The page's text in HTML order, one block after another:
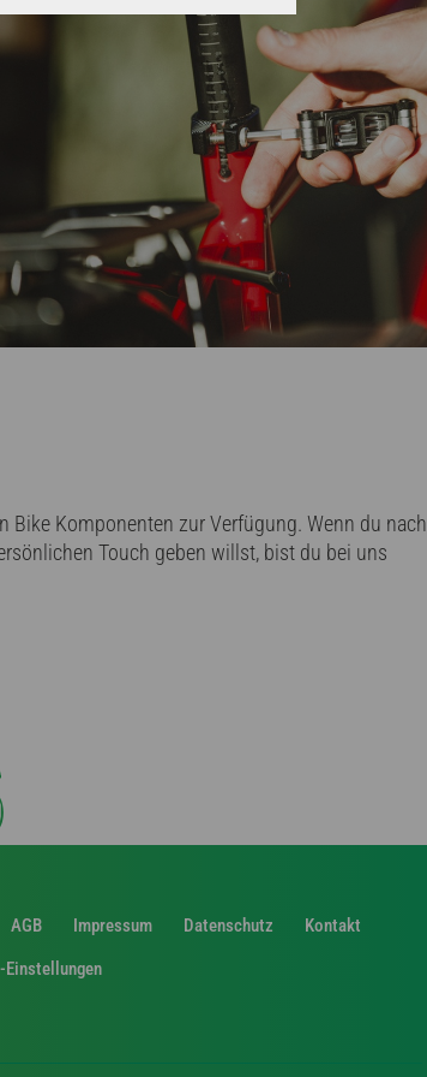
Bike Komponenten zur Verfügung. Wenn du nach
Touch geben willst, bist du bei uns
AGB Impressum Datenschutz Kontakt
Einstellungen